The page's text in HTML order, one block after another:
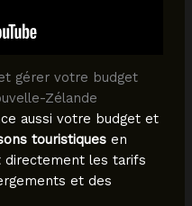
gérer votre budget
Zélande
aussi votre budget et
touristiquesen
directement les tarifs
et des